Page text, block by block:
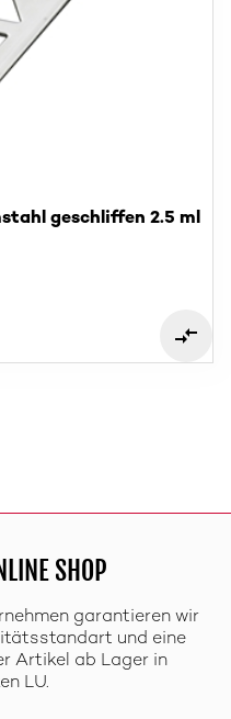
geschliffen 2.5 ml
SHOP
garantieren wir
und eine
Artikel ab Lager in
LU.